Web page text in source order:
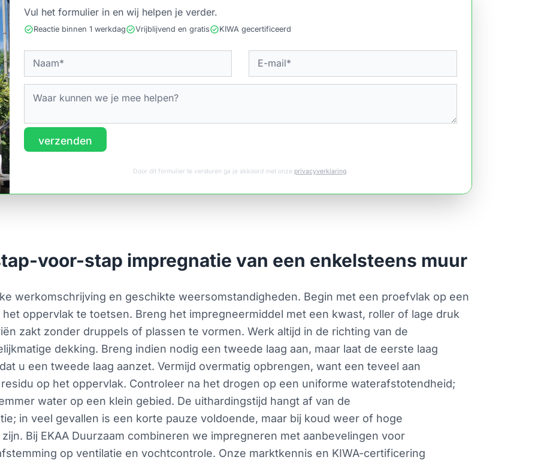
Vul het formulier in en wij helpen je verder.
check_circleReactie binnen 1 werkdagcheck_circleVrijblijvend en gratischeck_circleKIWA gecertificeerd
verzenden
Door dit formulier te versturen ga je akkoord met onze privacyverklaring.
voor-stap impregnatie van een enkelsteens muur
werkomschrijving en geschikte weersomstandigheden. Begin met een proefvlak op een
oppervlak te toetsen. Breng het impregneermiddel met een kwast, roller of lage druk
zakt zonder druppels of plassen te vormen. Werk altijd in de richting van de
dekking. Breng indien nodig een tweede laag aan, maar laat de eerste laag
u een tweede laag aanzet. Vermijd overmatig opbrengen, want een teveel aan
op het oppervlak. Controleer na het drogen op een uniforme waterafstotendheid;
water op een klein gebied. De uithardingstijd hangt af van de
in veel gevallen is een korte pauze voldoende, maar bij koud weer of hoge
Bij EKAA Duurzaam combineren we impregneren met aanbevelingen voor
op ventilatie en vochtcontrole. Onze marktkennis en KIWA-certificering